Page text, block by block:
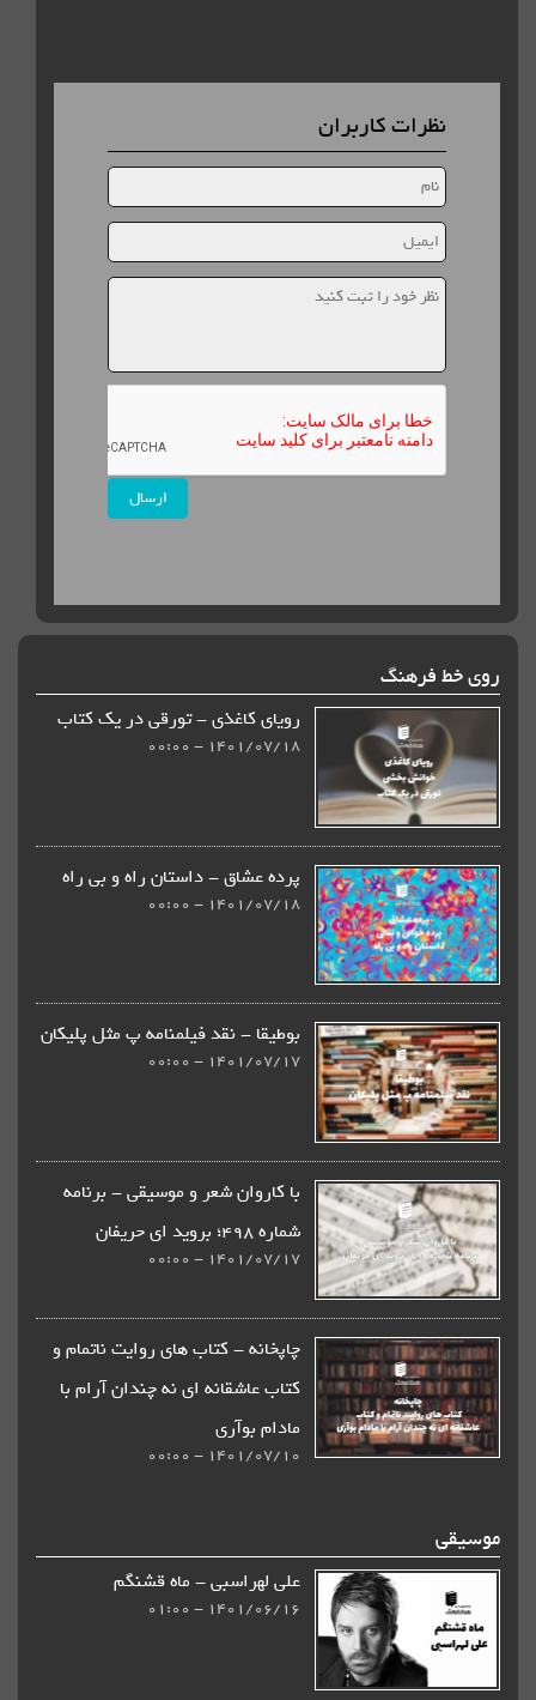
نظرات کاربران
ارسال
روی خط فرهنگ
رویای کاغذی - تورقی در یک کتاب
1401/07/18 - 00:00
پرده عشاق - داستان راه و بی راه
1401/07/18 - 00:00
بوطیقا - نقد فیلمنامه پ مثل پلیکان
1401/07/17 - 00:00
با کاروان شعر و موسیقی - برنامه
شماره 498؛ بروید ای حریفان
1401/07/17 - 00:00
چاپخانه - كتاب های روایت ناتمام و
کتاب عاشقانه ای نه چندان آرام با
مادام بوآری
1401/07/10 - 00:00
موسیقی
علی لهراسبی - ماه قشنگم
1401/06/16 - 01:00